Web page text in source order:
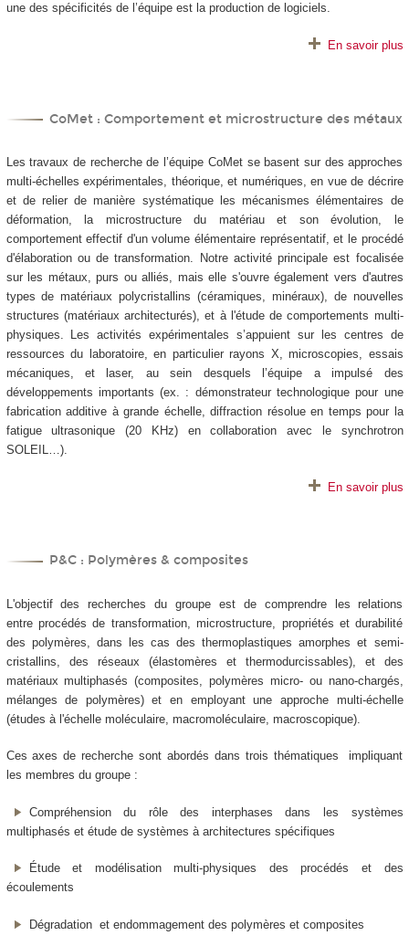
une des spécificités de l’équipe est la production de logiciels.
En savoir plus
CoMet : Comportement et microstructure des métaux
Les travaux de recherche de l’équipe CoMet se basent sur des approches
multi-échelles expérimentales, théorique, et numériques, en vue de décrire
et de relier de manière systématique les mécanismes élémentaires de
déformation, la microstructure du matériau et son évolution, le
comportement effectif d'un volume élémentaire représentatif, et le procédé
d'élaboration ou de transformation. Notre activité principale est focalisée
sur les métaux, purs ou alliés, mais elle s'ouvre également vers d'autres
types de matériaux polycristallins (céramiques, minéraux), de nouvelles
structures (matériaux architecturés), et à l'étude de comportements multi-
physiques. Les activités expérimentales s’appuient sur les centres de
ressources du laboratoire, en particulier rayons X, microscopies, essais
mécaniques, et laser, au sein desquels l’équipe a impulsé des
développements importants (ex. : démonstrateur technologique pour une
fabrication additive à grande échelle, diffraction résolue en temps pour la
fatigue ultrasonique (20 KHz) en collaboration avec le synchrotron
SOLEIL…).
En savoir plus
P&C : Polymères & composites
L'objectif des recherches du groupe est de comprendre les relations
entre procédés de transformation, microstructure, propriétés et durabilité
des polymères, dans les cas des thermoplastiques amorphes et semi-
cristallins, des réseaux (élastomères et thermodurcissables), et des
matériaux multiphasés (composites, polymères micro- ou nano-chargés,
mélanges de polymères) et en employant une approche multi-échelle
(études à l'échelle moléculaire, macromoléculaire, macroscopique).
Ces axes de recherche sont abordés dans trois thématiques impliquant
les membres du groupe :
Compréhension du rôle des interphases dans les systèmes
multiphasés et étude de systèmes à architectures spécifiques
Étude et modélisation multi-physiques des procédés et des
écoulements
Dégradation et endommagement des polymères et composites